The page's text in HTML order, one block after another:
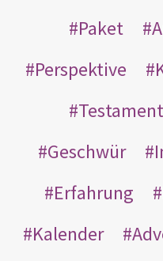
Paket
Perspektive
Testament
Geschwür
Erfahrung
Kalender